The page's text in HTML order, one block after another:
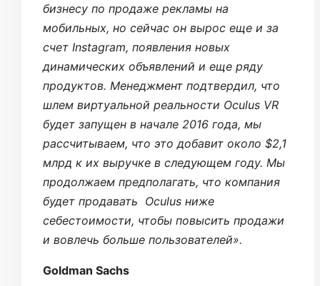
бизнесу по продаже рекламы на
мобильных, но сейчас он вырос еще и за
счет Instagram, появления новых
динамических объявлений и еще ряду
продуктов. Менеджмент подтвердил, что
шлем виртуальной реальности Oculus VR
будет запущен в начале 2016 года, мы
рассчитываем, что это добавит около $2,1
млрд к их выручке в следующем году. Мы
продолжаем предполагать, что компания
будет продавать Oculus ниже
себестоимости, чтобы повысить продажи
и вовлечь больше пользователей».
Goldman Sachs